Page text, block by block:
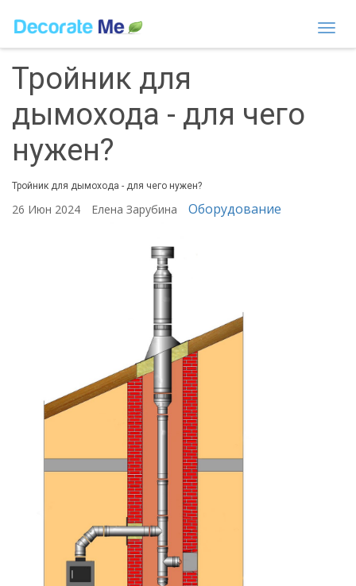
Тройник для
дымохода - для чего
нужен?
Тройник для дымохода - для чего нужен?
26 Июн 2024 Елена Зарубина Оборудование